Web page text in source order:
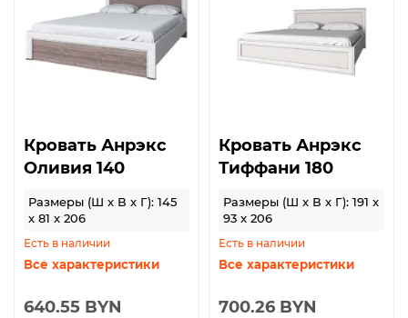
Кровать Анрэкс
Оливия 140
Размеры (Ш x В x Г): 145
x 81 x 206
Есть в наличии
Все характеристики
640.55 BYN
Кровать Анрэкс
Тиффани 180
Размеры (Ш x В x Г): 191 x
93 x 206
Есть в наличии
Все характеристики
700.26 BYN